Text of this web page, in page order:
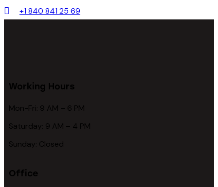
+1 840 841 25 69
Working Hours
Mon-Fri: 9 AM – 6 PM
Saturday: 9 AM – 4 PM
Sunday: Closed
Office